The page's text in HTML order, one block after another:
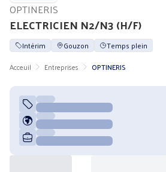
ELECTRICIEN N2/N3 (H/F)
OPTINERIS
Intérim Gouzon
Temps plein
Acceuil
Entreprises OPTINERIS